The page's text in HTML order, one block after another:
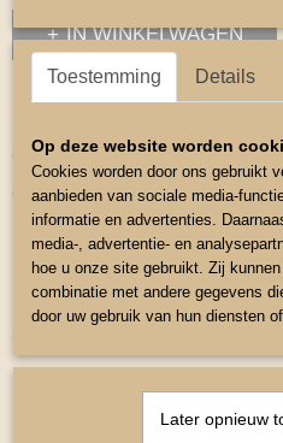
IN WINKELWAGEN
Oornetje shetlander
Oornetje met sierbiesje met
Maat Shetlander.
Kleur Rood.
Toestemming Details
Op deze website worden
Cookies worden door ons gebruikt
aanbieden van sociale media-
informatie en advertenties.
media-, advertentie- en
hoe u onze site gebruikt. Zij
combinatie met andere gegevens
door uw gebruik van hun diensten
Later opnieuw